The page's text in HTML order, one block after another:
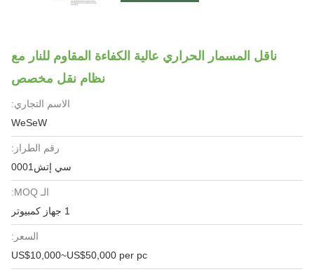
ناقل المسمار الحراري عالية الكفاءة المقاوم للنار مع
نظام نقل مخصص
الاسم التجاري:
WeSeW
رقم الطراز:
سي إتش0001
الـ MOQ:
السعر:
US$10,000~US$50,000 per pc